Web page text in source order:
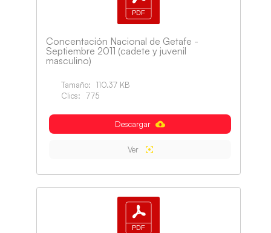
Concentación Nacional de Getafe -
Septiembre 2011 (cadete y juvenil
masculino)
Tamaño:
110.37 KB
Clics:
775
Descargar
Ver